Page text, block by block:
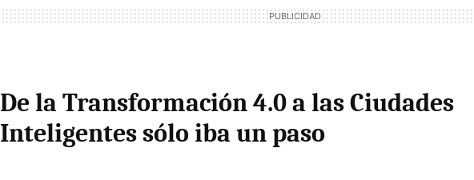
De la Transformación 4.0 a las Ciudades
Inteligentes sólo iba un paso